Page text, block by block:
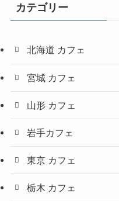
カテゴリー
北海道 カフェ
宮城 カフェ
山形 カフェ
岩手カフェ
東京 カフェ
栃木 カフェ